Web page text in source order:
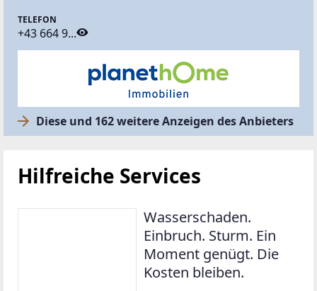
TELEFON
+43 664 9...
Diese und 162 weitere Anzeigen des Anbieters
Hilfreiche Services
Wasserschaden.
Einbruch. Sturm. Ein
Moment genügt. Die
Kosten bleiben.